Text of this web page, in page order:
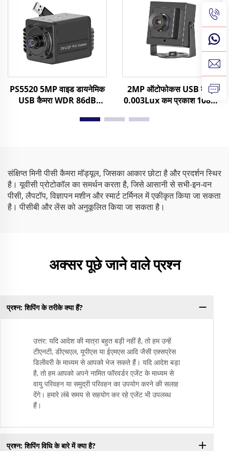
PS5520 5MP वाइड डायनेमिक
USB कैमरा WDR 86dB
2MP ऑटोफोकस USB कैमरा
0.003Lux कम प्रकाश 1080P
कैमरा मुक्त ड्राइवर
संक्षिप्त मिनी पीसी कैमरा मॉड्यूल, जिसका आकार छोटा है और प्रदर्शन स्थिर
है। यूवीसी प्रोटोकॉल का समर्थन करता है, जिसे आसानी से सभी-इन-वन
पीसी, लैपटॉप, विज्ञापन मशीन और स्मार्ट टर्मिनल में एकीकृत किया जा सकता
है। पीसीबी और लेंस को अनुकूलित किया जा सकता है।
अक्सर पूछे जाने वाले प्रश्न
प्रश्न: शिपिंग के तरीके क्या हैं?
उत्तर: यदि आदेश की मात्रा बहुत बड़ी नहीं है, तो हम उन्हें
टीएनटी, डीएचएल, यूपीएस या ईएमएस आदि जैसी एक्सप्रेस
डिलीवरी के माध्यम से आपको भेज सकते हैं। यदि आदेश बड़ा
है, तो हम आपको अपने नामित फॉरवर्डर एजेंट के माध्यम से
वायु परिवहन या समुद्री परिवहन का उपयोग करने की सलाह
देंगे। हमारे लंबे समय से सहयोग कर रहे एजेंट भी उपलब्ध
हैं।
प्रश्न: शिपिंग विधि के बारे में क्या है?